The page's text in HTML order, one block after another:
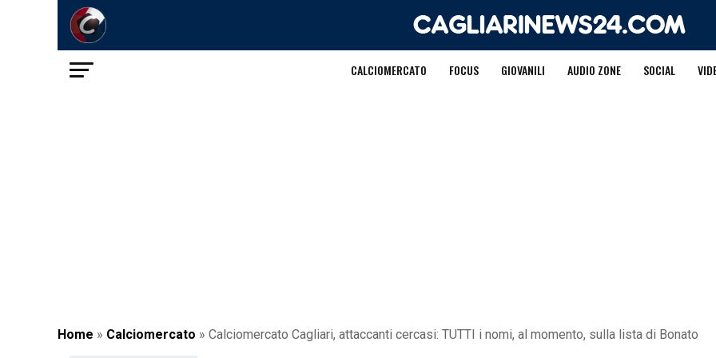
CALCIOMERCATO FOCUS GIOVANILI AUDIO ZONE SOCIAL
Home » Calciomercato » Calciomercato Cagliari, attaccanti cercasi: TUTTI i nomi, al momento, sulla lista di Bonato